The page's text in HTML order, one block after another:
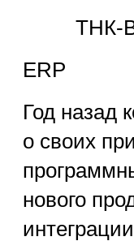
ТНК-
ERP
Год назад
о своих
нового